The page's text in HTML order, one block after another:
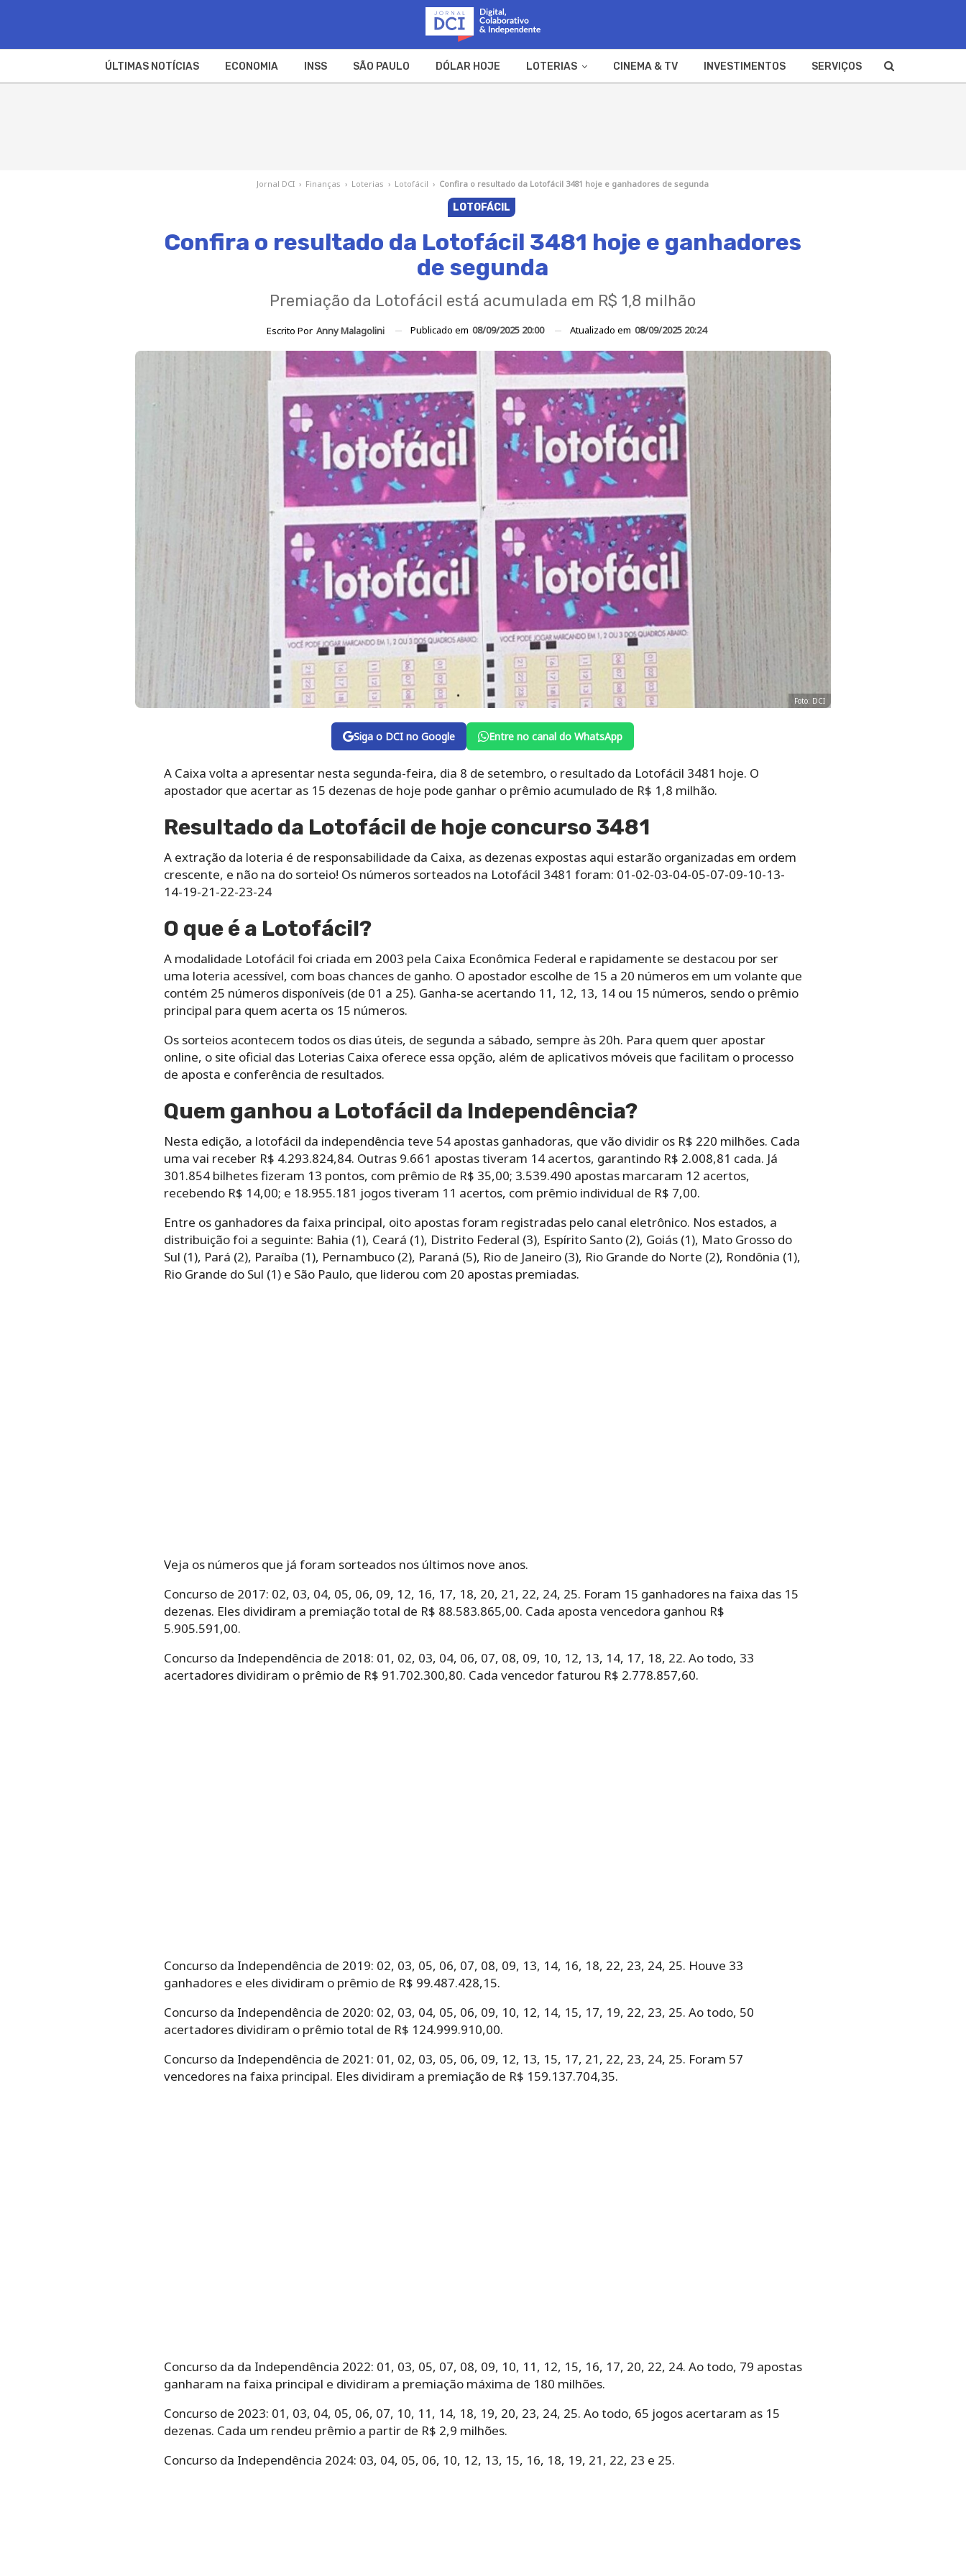
ÚLTIMAS NOTÍCIAS ECONOMIA INSS SÃO PAULO DÓLAR HOJE LOTERIAS CINEMA & TV INVESTIMENTOS SERVIÇOS
Jornal DCI › Finanças › Loterias › Lotofácil › Confira o resultado da Lotofácil 3481 hoje e ganhadores de segunda
LOTOFÁCIL
Confira o resultado da Lotofácil 3481 hoje e ganhadores
de segunda
Premiação da Lotofácil está acumulada em R$ 1,8 milhão
Escrito Por Anny Malagolini Publicado em 08/09/2025 20:00 Atualizado em 08/09/2025 20:24
Foto: DCI
Siga o DCI no Google Entre no canal do WhatsApp
A Caixa volta a apresentar nesta segunda-feira, dia 8 de setembro, o resultado da Lotofácil 3481 hoje. O
apostador que acertar as 15 dezenas de hoje pode ganhar o prêmio acumulado de R$ 1,8 milhão.
Resultado da Lotofácil de hoje concurso 3481
A extração da loteria é de responsabilidade da Caixa, as dezenas expostas aqui estarão organizadas em ordem
crescente, e não na do sorteio! Os números sorteados na Lotofácil 3481 foram: 01-02-03-04-05-07-09-10-13-
14-19-21-22-23-24
O que é a Lotofácil?
A modalidade Lotofácil foi criada em 2003 pela Caixa Econômica Federal e rapidamente se destacou por ser
uma loteria acessível, com boas chances de ganho. O apostador escolhe de 15 a 20 números em um volante que
contém 25 números disponíveis (de 01 a 25). Ganha-se acertando 11, 12, 13, 14 ou 15 números, sendo o prêmio
principal para quem acerta os 15 números.
Os sorteios acontecem todos os dias úteis, de segunda a sábado, sempre às 20h. Para quem quer apostar
online, o site oficial das Loterias Caixa oferece essa opção, além de aplicativos móveis que facilitam o processo
de aposta e conferência de resultados.
Quem ganhou a Lotofácil da Independência?
Nesta edição, a lotofácil da independência teve 54 apostas ganhadoras, que vão dividir os R$ 220 milhões. Cada
uma vai receber R$ 4.293.824,84. Outras 9.661 apostas tiveram 14 acertos, garantindo R$ 2.008,81 cada. Já
301.854 bilhetes fizeram 13 pontos, com prêmio de R$ 35,00; 3.539.490 apostas marcaram 12 acertos,
recebendo R$ 14,00; e 18.955.181 jogos tiveram 11 acertos, com prêmio individual de R$ 7,00.
Entre os ganhadores da faixa principal, oito apostas foram registradas pelo canal eletrônico. Nos estados, a
distribuição foi a seguinte: Bahia (1), Ceará (1), Distrito Federal (3), Espírito Santo (2), Goiás (1), Mato Grosso do
Sul (1), Pará (2), Paraíba (1), Pernambuco (2), Paraná (5), Rio de Janeiro (3), Rio Grande do Norte (2), Rondônia (1),
Rio Grande do Sul (1) e São Paulo, que liderou com 20 apostas premiadas.
Veja os números que já foram sorteados nos últimos nove anos.
Concurso de 2017: 02, 03, 04, 05, 06, 09, 12, 16, 17, 18, 20, 21, 22, 24, 25. Foram 15 ganhadores na faixa das 15
dezenas. Eles dividiram a premiação total de R$ 88.583.865,00. Cada aposta vencedora ganhou R$
5.905.591,00.
Concurso da Independência de 2018: 01, 02, 03, 04, 06, 07, 08, 09, 10, 12, 13, 14, 17, 18, 22. Ao todo, 33
acertadores dividiram o prêmio de R$ 91.702.300,80. Cada vencedor faturou R$ 2.778.857,60.
Concurso da Independência de 2019: 02, 03, 05, 06, 07, 08, 09, 13, 14, 16, 18, 22, 23, 24, 25. Houve 33
ganhadores e eles dividiram o prêmio de R$ 99.487.428,15.
Concurso da Independência de 2020: 02, 03, 04, 05, 06, 09, 10, 12, 14, 15, 17, 19, 22, 23, 25. Ao todo, 50
acertadores dividiram o prêmio total de R$ 124.999.910,00.
Concurso da Independência de 2021: 01, 02, 03, 05, 06, 09, 12, 13, 15, 17, 21, 22, 23, 24, 25. Foram 57
vencedores na faixa principal. Eles dividiram a premiação de R$ 159.137.704,35.
Concurso da da Independência 2022: 01, 03, 05, 07, 08, 09, 10, 11, 12, 15, 16, 17, 20, 22, 24. Ao todo, 79 apostas
ganharam na faixa principal e dividiram a premiação máxima de 180 milhões.
Concurso de 2023: 01, 03, 04, 05, 06, 07, 10, 11, 14, 18, 19, 20, 23, 24, 25. Ao todo, 65 jogos acertaram as 15
dezenas. Cada um rendeu prêmio a partir de R$ 2,9 milhões.
Concurso da Independência 2024: 03, 04, 05, 06, 10, 12, 13, 15, 16, 18, 19, 21, 22, 23 e 25.